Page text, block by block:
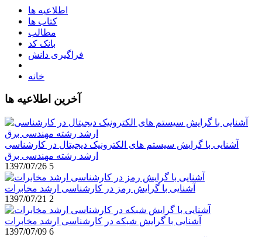
اطلاعیه ها
کتاب ها
مطالب
بانک کد
فراگیری دانش
خانه
آخرین اطلاعیه ها
آشنایی با گرایش سیستم های الکترونیک دیجیتال در کارشناسی
ارشد رشته مهندسی برق
1397/07/26 5
آشنایی با گرایش رمز در کارشناسی ارشد مخابرات
1397/07/21 2
آشنایی با گرایش شبکه در کارشناسی ارشد مخابرات
1397/07/09 6